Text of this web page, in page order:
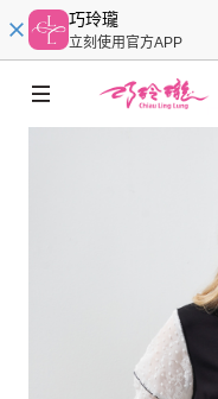
巧玲瓏
立刻使用官方APP